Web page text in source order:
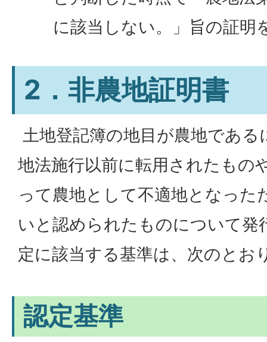
に該当しない。」旨の証明
2．非農地証明書
土地登記簿の地目が農地であ
地法施行以前に転用されたもの
って農地として不適地となった
いと認められたものについて発
定に該当する基準は、次のとお
認定基準